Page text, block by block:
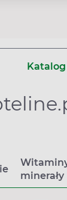
minerały